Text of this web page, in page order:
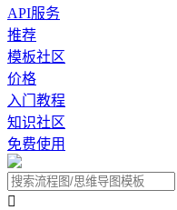
API服务
推荐
模板社区
价格
入门教程
知识社区
免费使用
